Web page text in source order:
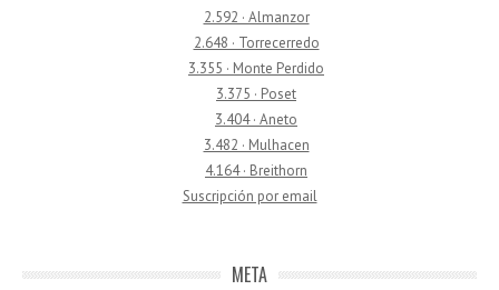
2.592 · Almanzor
2.648 · Torrecerredo
3.355 · Monte Perdido
3.375 · Poset
3.404 · Aneto
3.482 · Mulhacen
4.164 · Breithorn
Suscripción por email
META